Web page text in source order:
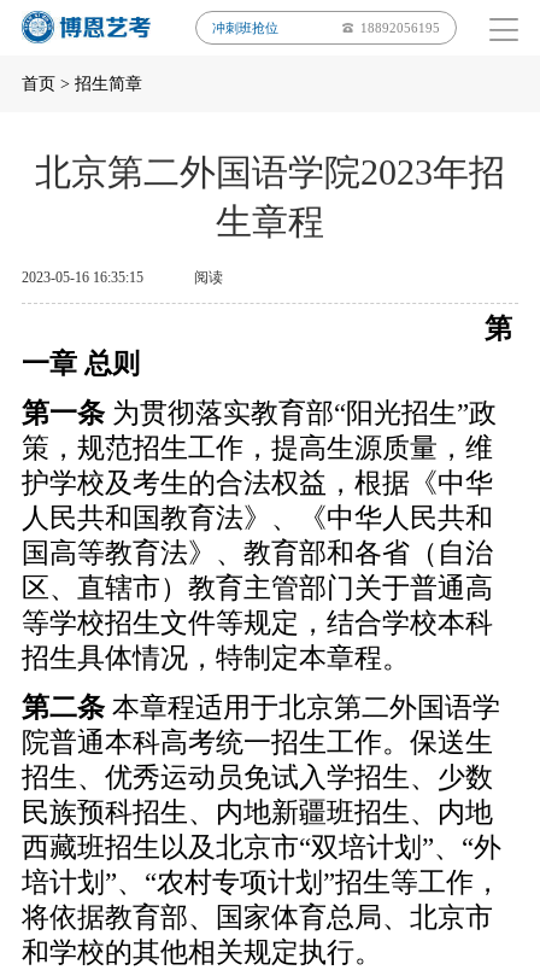
冲刺班抢位 18892056195
首页> 招生简章
北京第二外国语学院2023年招
生章程
2023-05-16 16:35:15 阅读
第
一章 总则
第一条为贯彻落实教育部“阳光招生”政
策，规范招生工作，提高生源质量，维
护学校及考生的合法权益，根据《中华
人民共和国教育法》、《中华人民共和
国高等教育法》、教育部和各省（自治
区、直辖市）教育主管部门关于普通高
等学校招生文件等规定，结合学校本科
招生具体情况，特制定本章程。
第二条本章程适用于北京第二外国语学
院普通本科高考统一招生工作。保送生
招生、优秀运动员免试入学招生、少数
民族预科招生、内地新疆班招生、内地
西藏班招生以及北京市“双培计划”、“外
培计划”、“农村专项计划”招生等工作，
将依据教育部、国家体育总局、北京市
和学校的其他相关规定执行。